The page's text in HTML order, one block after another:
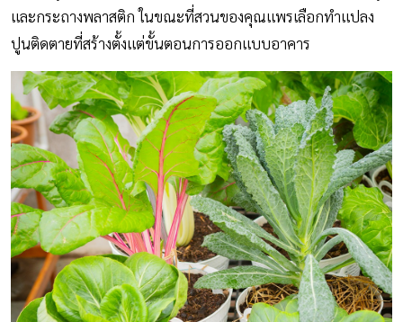
และกระถางพลาสติก ในขณะที่สวนของคุณแพรเลือกทำแปลง
ปูนติดตายที่สร้างตั้งแต่ขั้นตอนการออกแบบอาคาร